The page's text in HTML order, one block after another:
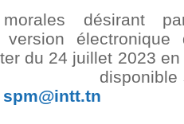
désirant
version
du 24 juillet
spm@intt.tn